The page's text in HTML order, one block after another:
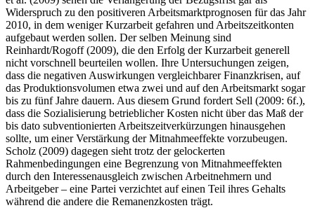
et al. (2009) sehen die Verlängerung der Bezugsfrist gar als
Widerspruch zu den positiveren Arbeitsmarktprognosen für das Jahr
2010, in dem weniger Kurzarbeit gefahren und Arbeitszeitkonten
aufgebaut werden sollen. Der selben Meinung sind
Reinhardt/Rogoff (2009), die den Erfolg der Kurzarbeit generell
nicht vorschnell beurteilen wollen. Ihre Untersuchungen zeigen,
dass die negativen Auswirkungen vergleichbarer Finanzkrisen, auf
das Produktionsvolumen etwa zwei und auf den Arbeitsmarkt sogar
bis zu fünf Jahre dauern. Aus diesem Grund fordert Sell (2009: 6f.),
dass die Sozialisierung betrieblicher Kosten nicht über das Maß der
bis dato subventionierten Arbeitszeitverkürzungen hinausgehen
sollte, um einer Verstärkung der Mitnahmeeffekte vorzubeugen.
Scholz (2009) dagegen sieht trotz der gelockerten
Rahmenbedingungen eine Begrenzung von Mitnahmeeffekten
durch den Interessenausgleich zwischen Arbeitnehmern und
Arbeitgeber – eine Partei verzichtet auf einen Teil ihres Gehalts